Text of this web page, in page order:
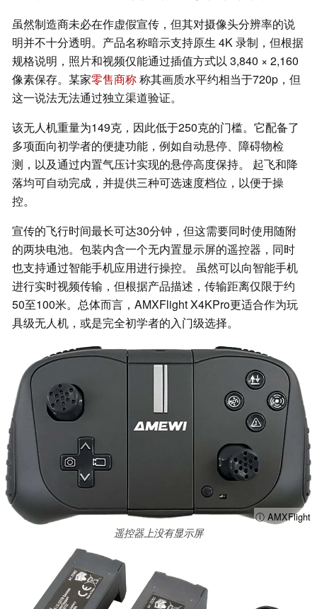
虽然制造商未必在作虚假宣传，但其对摄像头分辨率的说
明并不十分透明。产品名称暗示支持原生 4K 录制，但根据
规格说明，照片和视频仅能通过插值方式以 3,840 × 2,160
像素保存。某家零售商称称其画质水平约相当于720p，但
这一说法无法通过独立渠道验证。
该无人机重量为149克，因此低于250克的门槛。它配备了
多项面向初学者的便捷功能，例如自动悬停、障碍物检
测，以及通过内置气压计实现的悬停高度保持。 起飞和降
落均可自动完成，并提供三种可选速度档位，以便于操
控。
宣传的飞行时间最长可达30分钟，但这需要同时使用随附
的两块电池。包装内含一个无内置显示屏的遥控器，同时
也支持通过智能手机应用进行操控。 虽然可以向智能手机
进行实时视频传输，但根据产品描述，传输距离仅限于约
50至100米。总体而言，AMXFlight X4KPro更适合作为玩
具级无人机，或是完全初学者的入门级选择。
ⓘ AMXFlight
遥控器上没有显示屏